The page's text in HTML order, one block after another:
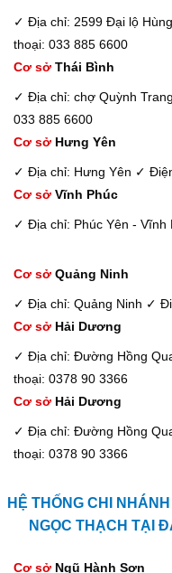
✓ Địa chỉ: 2599 Đại lộ
thoại: 033 885 6600
Cơ sở Thái Bình
✓ Địa chỉ: chợ Quỳnh
033 885 6600
Cơ sở Hưng Yên
✓ Địa chỉ: Hưng Yên ✓
Cơ sở Vĩnh Phúc
✓ Địa chỉ: Phúc Yên - Vĩnh
Cơ sở Quảng Ninh
✓ Địa chỉ: Quảng Ninh ✓
Cơ sở Hải Dương
✓ Địa chỉ: Đường Hồng
thoại: 0378 90 3366
Cơ sở Hải Dương
✓ Địa chỉ: Đường Hồng
thoại: 0378 90 3366
HỆ THỐNG CHI
NGỌC THẠCH TẠI
Cơ sở Ngũ Hành Sơn